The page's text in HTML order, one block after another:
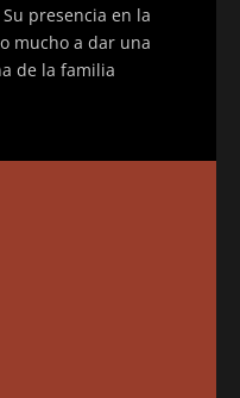
presencia en la
mucho a dar una
de la familia